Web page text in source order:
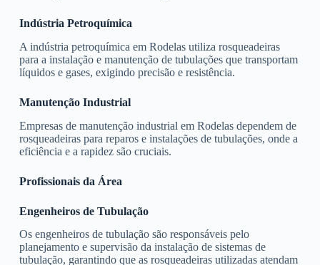
Indústria Petroquímica
A indústria petroquímica em Rodelas utiliza rosqueadeiras
para a instalação e manutenção de tubulações que transportam
líquidos e gases, exigindo precisão e resistência.
Manutenção Industrial
Empresas de manutenção industrial em Rodelas dependem de
rosqueadeiras para reparos e instalações de tubulações, onde a
eficiência e a rapidez são cruciais.
Profissionais da Área
Engenheiros de Tubulação
Os engenheiros de tubulação são responsáveis pelo
planejamento e supervisão da instalação de sistemas de
tubulação, garantindo que as rosqueadeiras utilizadas atendam